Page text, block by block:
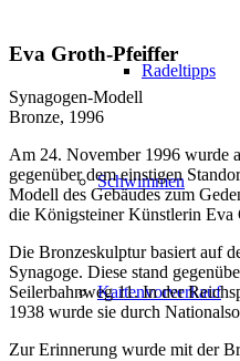
Radeltipps
Schwimmen
Kartenvorverkauf
Eva Groth-Pfeiffer
Synagogen-Modell
Bronze, 1996
Am 24. November 1996 wurde
gegenüber dem einstigen
Modell des Gebäudes zum
die Königsteiner Künstlerin Eva
Die Bronzeskulptur basiert auf
Synagoge. Diese stand
Seilerbahnweg 11. In der
1938 wurde sie durch
Zur Erinnerung wurde mit der